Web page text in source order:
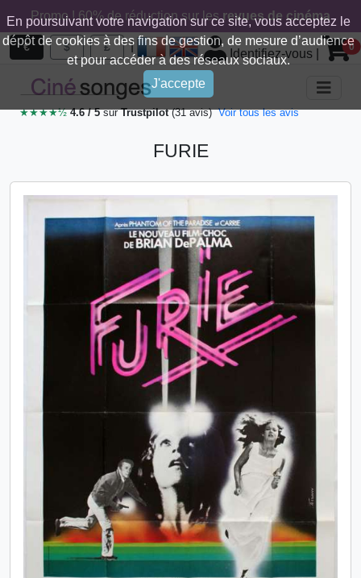
En poursuivant votre navigation sur ce site, vous acceptez le
dépôt de cookies à des fins de gestion, de mesure d’audience
et pour accéder à des réseaux sociaux.
J'accepte
Promo ! 60% de réduction sur lesrevues de cinéma
€ $ £ |
Identifiez-vous 0
★★★★½4.6 / 5surTrustpilot(31 avis) Voir tous les avis
FURIE